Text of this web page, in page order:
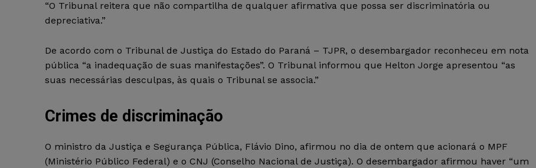
“O Tribunal reitera que não compartilha de qualquer afirmativa que possa ser discriminatória ou
depreciativa.”
De acordo com o Tribunal de Justiça do Estado do Paraná – TJPR, o desembargador reconheceu em nota
pública “a inadequação de suas manifestações”. O Tribunal informou que Helton Jorge apresentou “as
suas necessárias desculpas, às quais o Tribunal se associa.”
Crimes de discriminação
O ministro da Justiça e Segurança Pública, Flávio Dino, afirmou no dia de ontem que acionará o MPF
(Ministério Público Federal) e o CNJ (Conselho Nacional de Justiça). O desembargador afirmou haver “um